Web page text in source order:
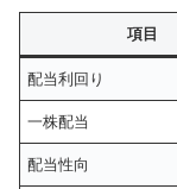
項目
配当利回り
一株配当
配当性向